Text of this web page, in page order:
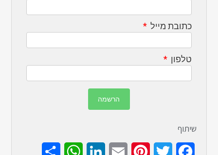
כתובת מייל
טלפון
שיתוף
Facebook
Twitter
Pinterest
Email
LinkedIn
WhatsApp